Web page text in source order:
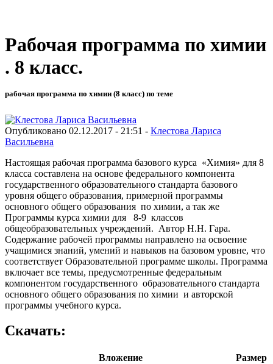
Рабочая программа по химии
. 8 класс.
рабочая программа по химии (8 класс) по теме
Опубликовано 02.12.2017 - 21:51 - Клестова Лариса
Васильевна
Настоящая рабочая программа базового курса «Химия» для 8
класса составлена на основе федерального компонента
государственного образовательного стандарта базового
уровня общего образования, примерной программы
основного общего образования по химии, а так же
Программы курса химии для 8-9 классов
общеобразовательных учреждений. Автор Н.Н. Гара.
Содержание рабочей программы направлено на освоение
учащимися знаний, умений и навыков на базовом уровне, что
соответствует Образовательной программе школы. Программа
включает все темы, предусмотренные федеральным
компонентом государственного образовательного стандарта
основного общего образования по химии и авторской
программы учебного курса.
Скачать:
Вложение
Размер